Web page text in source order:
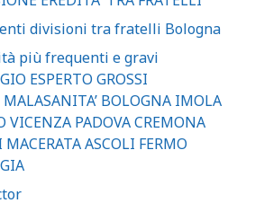
divisioni tra fratelli Bologna
più frequenti e gravi
ESPERTO GROSSI
BOLOGNA IMOLA
VICENZA PADOVA CREMONA
ASCOLI FERMO